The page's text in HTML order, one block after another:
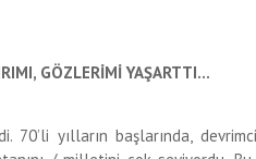
GÖZLERİMİ YAŞARTTI…
70’li yılların başlarında,